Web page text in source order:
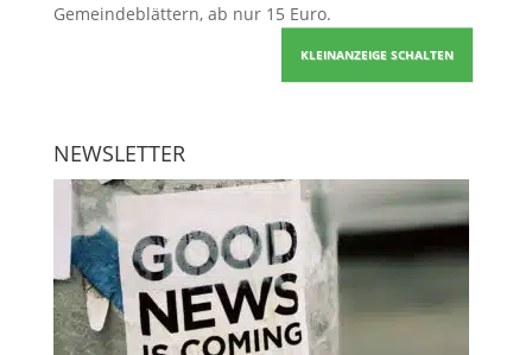
Gemeindeblättern, ab nur 15 Euro.
KLEINANZEIGE SCHALTEN
NEWSLETTER